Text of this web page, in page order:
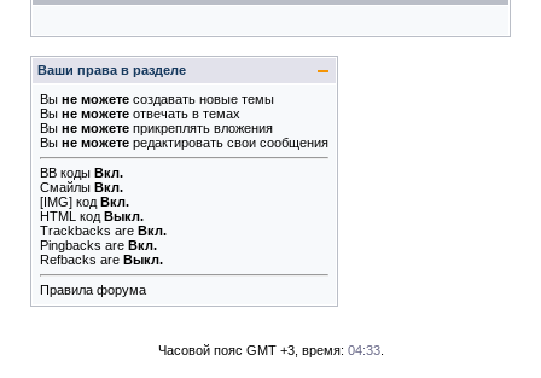
Ваши права в разделе
Вы не можете создавать новые темы
Вы не можете отвечать в темах
Вы не можете прикреплять вложения
Вы не можете редактировать свои сообщения
BB коды Вкл.
Смайлы Вкл.
[IMG] код Вкл.
HTML код Выкл.
Trackbacks are Вкл.
Pingbacks are Вкл.
Refbacks are Выкл.
Правила форума
Часовой пояс GMT +3, время: 04:33.